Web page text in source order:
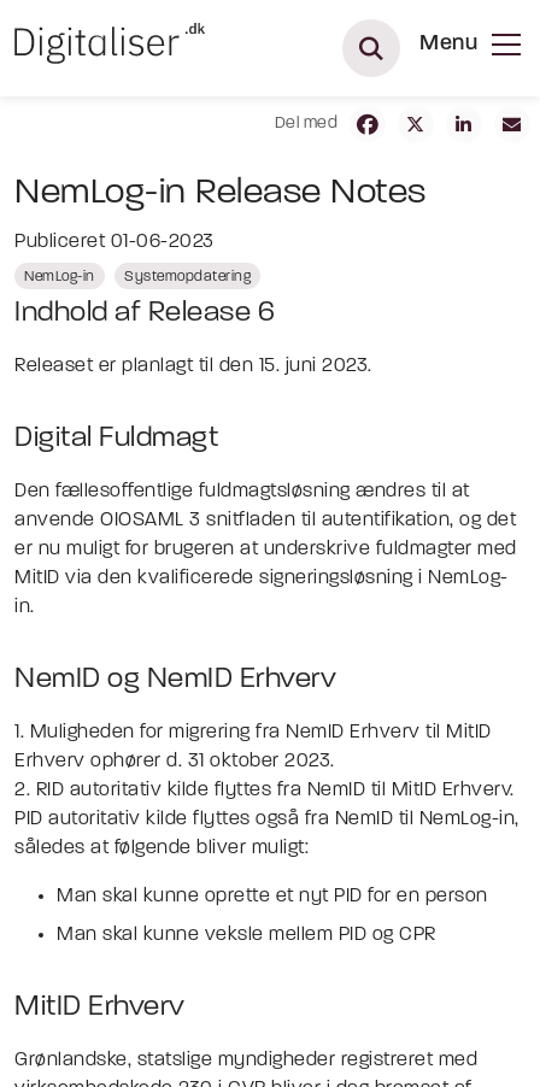
Menu
Del med
NemLog-in Release Notes
Publiceret 01-06-2023
NemLog-in Systemopdatering
Indhold af Release 6
Releaset er planlagt til den 15. juni 2023.
Digital Fuldmagt
Den fællesoffentlige fuldmagtsløsning ændres til at
anvende OIOSAML 3 snitfladen til autentifikation, og det
er nu muligt for brugeren at underskrive fuldmagter med
MitID via den kvalificerede signeringsløsning i NemLog-
in.
NemID og NemID Erhverv
1. Muligheden for migrering fra NemID Erhverv til MitID
Erhverv ophører d. 31 oktober 2023.
2. RID autoritativ kilde flyttes fra NemID til MitID Erhverv.
PID autoritativ kilde flyttes også fra NemID til NemLog-in,
således at følgende bliver muligt:
Man skal kunne oprette et nyt PID for en person
Man skal kunne veksle mellem PID og CPR
MitID Erhverv
Grønlandske, statslige myndigheder registreret med